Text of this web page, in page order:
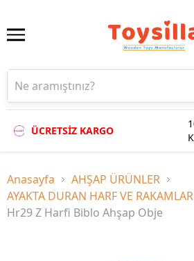
ÜCRETSİZ KARGO
Anasayfa
AHŞAP ÜRÜNLER
AYAKTA DURAN HARF VE RAKAMLAR
Hr29 Z Harfi Biblo Ahşap Obje